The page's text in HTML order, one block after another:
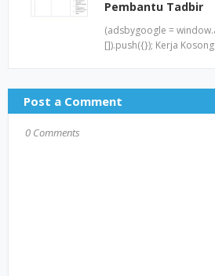
Pembantu Tadbir
(adsbygoogle =
[]).push({}); Kerja
Post a Comment
0 Comments